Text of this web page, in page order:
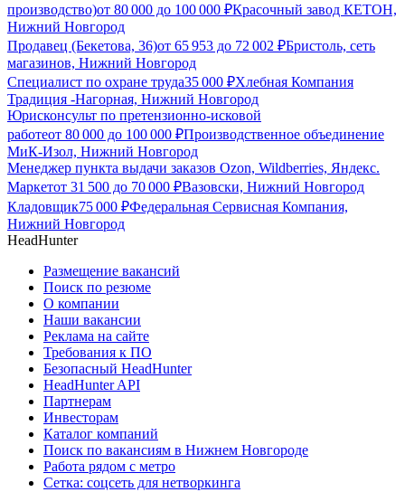
производство)от 80 000 до 100 000 ₽Красочный завод КЕТОН,
Нижний Новгород
Продавец (Бекетова, 36)от 65 953 до 72 002 ₽Бристоль, сеть
магазинов, Нижний Новгород
Специалист по охране труда35 000 ₽Хлебная Компания
Традиция -Нагорная, Нижний Новгород
Юрисконсульт по претензионно-исковой
работеот 80 000 до 100 000 ₽Производственное объединение
МиК-Изол, Нижний Новгород
Менеджер пункта выдачи заказов Ozon, Wildberries, Яндекс.
Маркетот 31 500 до 70 000 ₽Вазовски, Нижний Новгород
Кладовщик75 000 ₽Федеральная Сервисная Компания,
Нижний Новгород
HeadHunter
Размещение вакансий
Поиск по резюме
О компании
Наши вакансии
Реклама на сайте
Требования к ПО
Безопасный HeadHunter
HeadHunter API
Партнерам
Инвесторам
Каталог компаний
Поиск по вакансиям в Нижнем Новгороде
Работа рядом с метро
Сетка: соцсеть для нетворкинга